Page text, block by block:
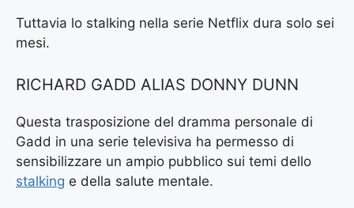
Tuttavia lo stalking nella serie Netflix dura solo sei
mesi.
RICHARD GADD ALIAS DONNY DUNN
Questa trasposizione del dramma personale di
Gadd in una serie televisiva ha permesso di
sensibilizzare un ampio pubblico sui temi dello
stalking e della salute mentale.